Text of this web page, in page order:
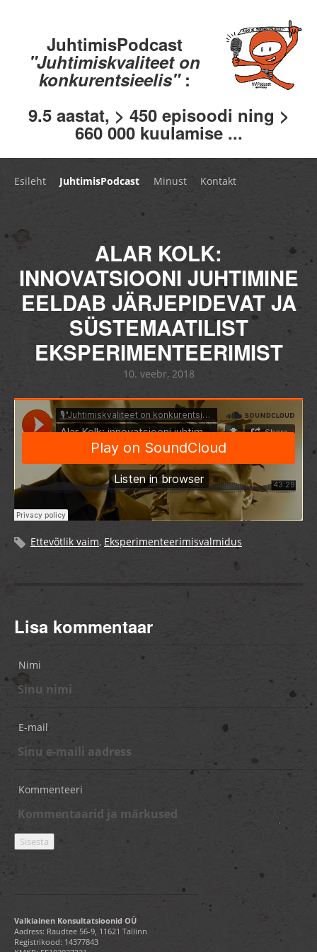
JuhtimisPodcast
"Juhtimiskvaliteet on
konkurentsieelis" :
9.5 aastat, > 450 episoodi ning >
660 000 kuulamise ...
Esileht JuhtimisPodcast Minust Kontakt
ALAR KOLK:
INNOVATSIOONI JUHTIMINE
EELDAB JÄRJEPIDEVAT JA
SÜSTEMAATILIST
EKSPERIMENTEERIMIST
10. veebr, 2018
Ettevõtlik vaim, Eksperimenteerimisvalmidus
Lisa kommentaar
Nimi
E-mail
Kommenteeri
Valkiainen Konsultatsioonid OÜ
Aadress: Raudtee 56-9, 11621 Tallinn
Registrikood: 14377843